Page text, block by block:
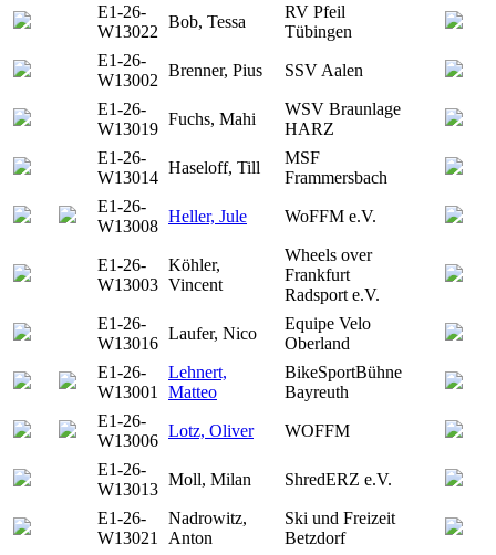
E1-26-
W13022
Bob, Tessa
RV Pfeil
Tübingen
E1-26-
W13002
Brenner, Pius SSV Aalen
E1-26-
W13019
Fuchs, Mahi
WSV Braunlage
HARZ
E1-26-
W13014
Haseloff, Till
MSF
Frammersbach
E1-26-
W13008
Heller, Jule WoFFM e.V.
E1-26-
W13003
Köhler,
Vincent
Wheels over
Frankfurt
Radsport e.V.
E1-26-
W13016
Laufer, Nico
Equipe Velo
Oberland
E1-26-
W13001
Lehnert,
Matteo
BikeSportBühne
Bayreuth
E1-26-
W13006
Lotz, Oliver WOFFM
E1-26-
W13013
Moll, Milan ShredERZ e.V.
E1-26-
W13021
Nadrowitz,
Anton
Ski und Freizeit
Betzdorf